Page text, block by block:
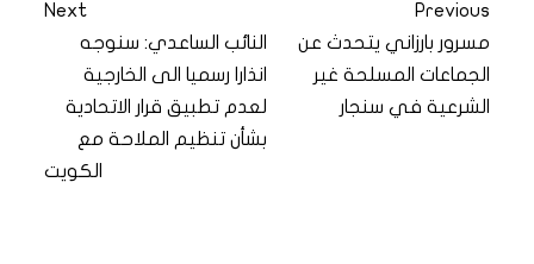
Previous
مسرور بارزاني يتحدث عن
الجماعات المسلحة غير
الشرعية في سنجار
Next
النائب الساعدي: سنوجه
انذارا رسميا الى الخارجية
لعدم تطبيق قرار الاتحادية
بشأن تنظيم الملاحة مع
الكويت